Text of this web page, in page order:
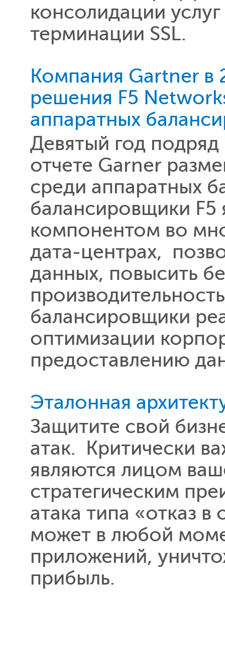
консолидации
терминации SSL.
Компания Gartner в
решения F5
аппаратных
Девятый год
отчете Garner
среди аппаратных
балансировщики
компонентом во
дата-центрах,
данных, повысить
балансировщики
оптимизации
предоставлению
Эталонная
Защитите свой
атак. Критически
являются лицом
стратегическим
атака типа «отказ
может в любой
приложений,
прибыль.